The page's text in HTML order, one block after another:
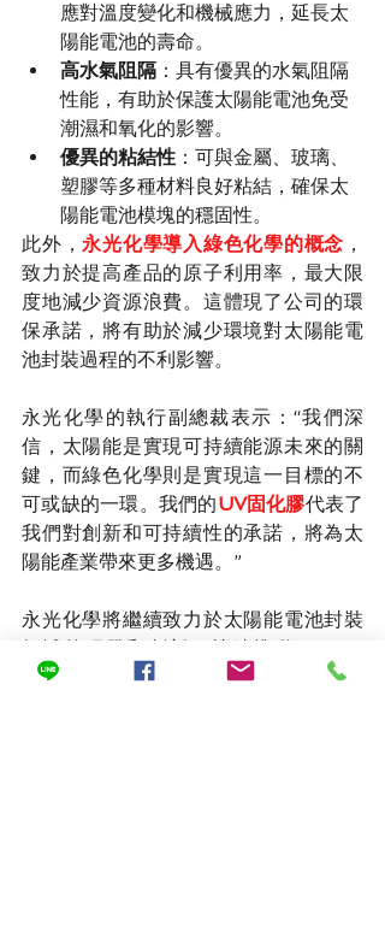
應對溫度變化和機械應力，延長太
陽能電池的壽命。
高水氣阻隔 ：具有優異的水氣阻隔
性能，有助於保護太陽能電池免受
潮濕和氧化的影響。
優異的粘結性 ：可與金屬、玻璃、
塑膠等多種材料良好粘結，確保太
陽能電池模塊的穩固性。
此外，永光化學導入綠色化學的概念 ，
致力於提高產品的原子利用率，最大限
度地減少資源浪費。這體現了公司的環
保承諾，將有助於減少環境對太陽能電
池封裝過程的不利影響。
永光化學的執行副總裁表示：“我們深
信，太陽能是實現可持續能源未來的關
鍵，而綠色化學則是實現這一目標的不
可或缺的一環。我們的UV固化膠代表了
我們對創新和可持續性的承諾，將為太
陽能產業帶來更多機遇。”
永光化學將繼續致力於太陽能電池封裝
領域的研發和創新，持續推動“Better
Chemistry·Better Life”（更用心的化